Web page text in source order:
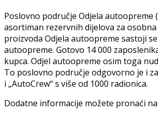
Poslovno područje Odjela
asortiman rezervnih dijelova za
proizvoda Odjela autoopreme sastoji
autoopreme. Gotovo 14 000
kupca. Odjel autoopreme osim toga
To poslovno područje odgovorno je i
i „AutoCrew“ s više od 1000 radionica.
Dodatne informacije možete pronaći